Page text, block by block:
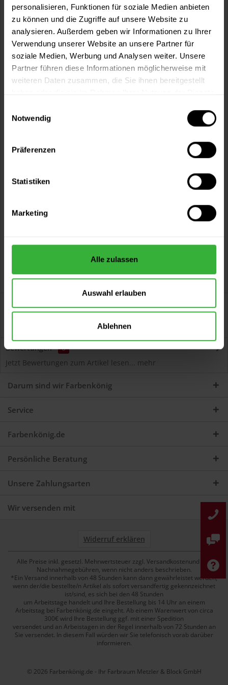
personalisieren, Funktionen für soziale Medien anbieten
zu können und die Zugriffe auf unsere Website zu
analysieren. Außerdem geben wir Informationen zu Ihrer
Verwendung unserer Website an unsere Partner für
soziale Medien, Werbung und Analysen weiter. Unsere
Partner führen diese Informationen möglicherweise mit
weiteren Daten zusammen, die Sie ihnen bereitgestellt
Notwendig
Präferenzen
Statistiken
Marketing
Alle zulassen
Auswahl erlauben
Ablehnen
Merken Fragen zum Artikel?
Sie möchten eine größere Menge kaufen
Versand innerhalb von 48h*
Malerlack für Lackierarbeiten im Innen-...
Bewertungen
0
Jetzt Bewertungen zum Artikel lesen... mehr
Darum sind wir Farbenkönig
Service
Farbenkönig.de
Persönliche Beratung
Unsere Zahlungsarten
Wir versenden mit
Widerruf erklären
Alle Preise inkl. gesetzl. Mehrwertsteuer zzgl. Versandkostenund ggf.
Nachnahmegebühren, wenn nicht anders beschrieben.
*Ein Versand innerhalb von 48 Stunden kann dann gewährleistet werden,
wenn der/die bestellte/n Artikel als sofort versandfertig gekennzeichnet
ist/sind, es sich bei den 48 Stunden
um Arbeitstage handelt und Ihre Bestellung bis 14 Uhr an einem
Arbeitstag bei Farbenkönig.de eingeht. Ab einem Warenwert von circa
300€ wird Ihre Bestellung ggf. mit einer Spedition
versendet und an Arbeistagen in der Regel innerhalb von 72 Stunden an
Sie versendet. In diesem Fall würden wir Sie telefonisch vorab darüber
informieren.
© 2026 Farbenkönig.de - Ihr Farbraum Metzler & Block GmbH